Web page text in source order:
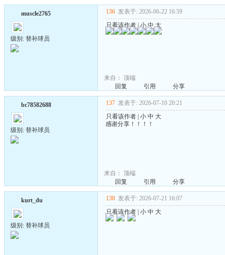
muscle2765
级别: 替补球员
136 发表于: 2026-06-22 16:59
只看该作者 |小 中 大
来自： 顶端
回复
引用 分享
bc78582688
级别: 替补球员
137 发表于: 2026-07-10 20:21
只看该作者 小 中 大
感谢分享！！！！
来自： 顶端
回复
引用 分享
kurt_du
级别: 替补球员
138 发表于: 2026-07-21 16:07
只看该作者 小 中 大